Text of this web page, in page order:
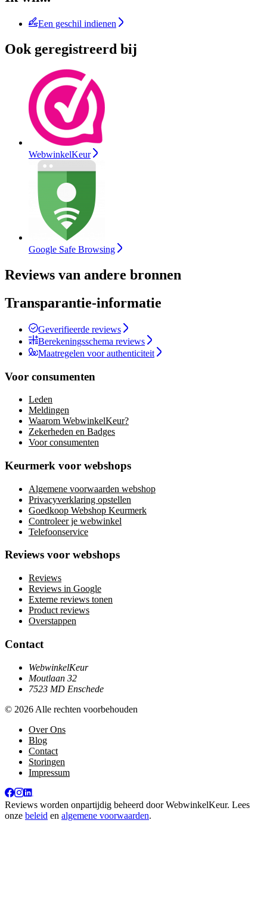
Een geschil indienen
Ook geregistreerd bij
WebwinkelKeur
Google Safe Browsing
Reviews van andere bronnen
Transparantie-informatie
Geverifieerde reviews
Berekeningsschema reviews
Maatregelen voor authenticiteit
Voor consumenten
Leden
Meldingen
Waarom WebwinkelKeur?
Zekerheden en Badges
Voor consumenten
Keurmerk voor webshops
Algemene voorwaarden webshop
Privacyverklaring opstellen
Goedkoop Webshop Keurmerk
Controleer je webwinkel
Telefoonservice
Reviews voor webshops
Reviews
Reviews in Google
Externe reviews tonen
Product reviews
Overstappen
Contact
WebwinkelKeur
Moutlaan 32
7523 MD Enschede
© 2026 Alle rechten voorbehouden
Over Ons
Blog
Contact
Storingen
Impressum
Reviews worden onpartijdig beheerd doorWebwinkelKeur. Lees
onze beleid en algemene voorwaarden.